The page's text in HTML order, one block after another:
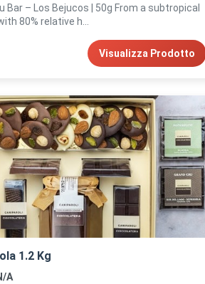
Bar – Los Bejucos | 50g From a subtropical
80% relative h...
Visualizza Prodotto
1.2 Kg
A